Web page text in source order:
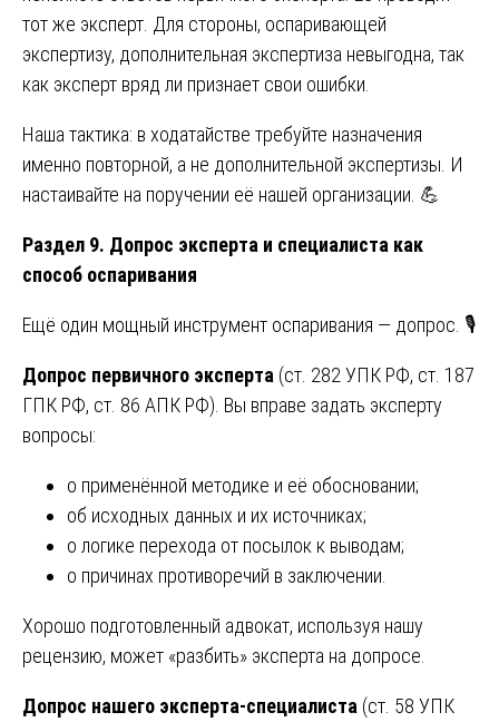
тот же эксперт. Для стороны, оспаривающей
экспертизу, дополнительная экспертиза невыгодна, так
как эксперт вряд ли признает свои ошибки.
Наша тактика: в ходатайстве требуйте назначения
именно повторной, а не дополнительной экспертизы. И
настаивайте на поручении её нашей организации. 💪
Раздел 9. Допрос эксперта и специалиста как
способ оспаривания
Ещё один мощный инструмент оспаривания — допрос. 🎙️
Допрос первичного эксперта (ст. 282 УПК РФ, ст. 187
ГПК РФ, ст. 86 АПК РФ). Вы вправе задать эксперту
вопросы:
о применённой методике и её обосновании;
об исходных данных и их источниках;
о логике перехода от посылок к выводам;
о причинах противоречий в заключении.
Хорошо подготовленный адвокат, используя нашу
рецензию, может «разбить» эксперта на допросе.
Допрос нашего эксперта-специалиста (ст. 58 УПК